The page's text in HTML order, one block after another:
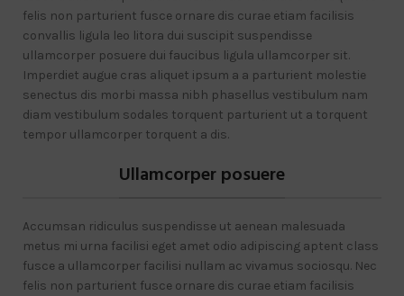
felis non parturient fusce ornare dis curae etiam facilisis
convallis ligula leo litora dui suscipit suspendisse
ullamcorper posuere dui faucibus ligula ullamcorper sit.
Imperdiet augue cras aliquet ipsum a a parturient molestie
senectus dis morbi massa nibh phasellus vestibulum nam
diam vestibulum sodales torquent parturient ut a torquent
tempor ullamcorper torquent a dis.
Ullamcorper posuere
Accumsan ridiculus suspendisse ut aenean malesuada
metus mi urna facilisi eget amet odio adipiscing aptent class
fusce a ullamcorper facilisi nullam ac vivamus sociosqu. Nec
felis non parturient fusce ornare dis curae etiam facilisis